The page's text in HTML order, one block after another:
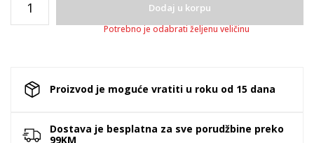
Dodaj u korpu
Potrebno je odabrati željenu veličinu
Proizvod je moguće vratiti u roku od 15 dana
Dostava je besplatna za sve porudžbine preko
99KM